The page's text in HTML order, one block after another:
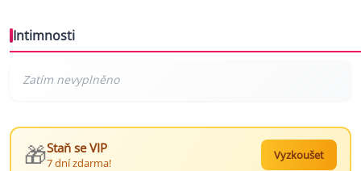
Intimnosti
🎁Staň se VIP
7 dní zdarma!
Vyzkoušet